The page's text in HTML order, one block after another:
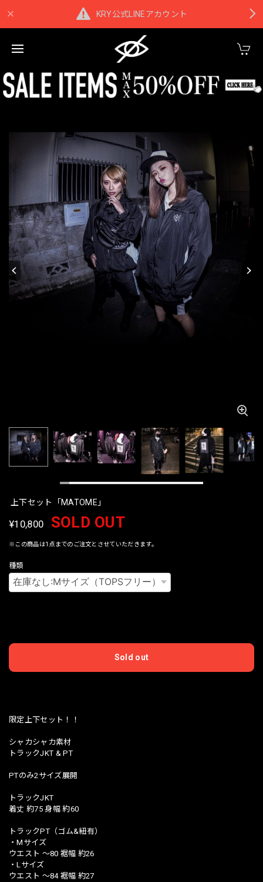
KRY公式LINEアカウント
上下セット「MATOME」
¥10,800 SOLD OUT
※この商品は1点までのご注文とさせていただきます。
種類
Sold out
限定上下セット！！
シャカシャカ素材
トラックJKT & PT
PTのみ2サイズ展開
トラックJKT
着丈 約75 身幅 約60
トラックPT（ゴム&紐有）
・Mサイズ
ウエスト 〜80 裾幅 約26
・Lサイズ
ウエスト 〜84 裾幅 約27